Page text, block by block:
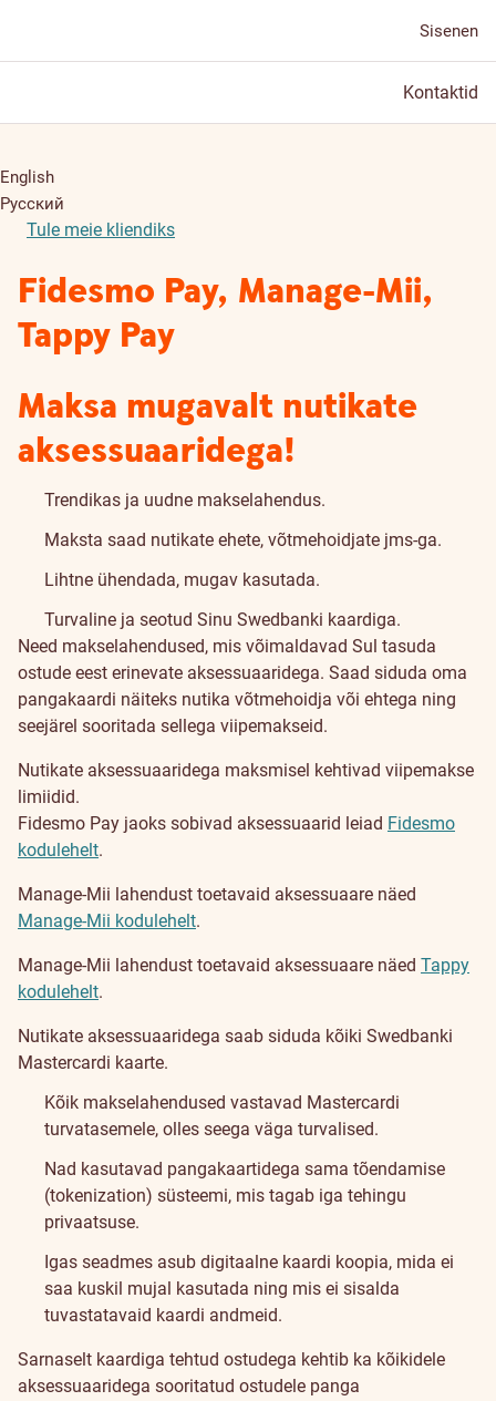
Sisenen
Kontaktid
English
Русский
Tule meie kliendiks
Fidesmo Pay, Manage-Mii,
Tappy Pay
Maksa mugavalt nutikate
aksessuaaridega!
Trendikas ja uudne makselahendus.
Maksta saad nutikate ehete, võtmehoidjate jms-ga.
Lihtne ühendada, mugav kasutada.
Turvaline ja seotud Sinu Swedbanki kaardiga.
Teenusest
Need makselahendused, mis võimaldavad Sul tasuda
ostude eest erinevate aksessuaaridega. Saad siduda oma
pangakaardi näiteks nutika võtmehoidja või ehtega ning
seejärel sooritada sellega viipemakseid.
Nutikate aksessuaaridega maksmisel kehtivad viipemakse
limiidid.
Fidesmo Pay jaoks sobivad aksessuaarid leiad Fidesmo
kodulehelt.
Manage-Mii lahendust toetavaid aksessuaare näed
Manage-Mii kodulehelt.
Manage-Mii lahendust toetavaid aksessuaare näed Tappy
kodulehelt.
Nutikate aksessuaaridega saab siduda kõiki Swedbanki
Mastercardi kaarte.
Kõik makselahendused vastavad Mastercardi
turvatasemele, olles seega väga turvalised.
Nad kasutavad pangakaartidega sama tõendamise
(tokenization) süsteemi, mis tagab iga tehingu
privaatsuse.
Igas seadmes asub digitaalne kaardi koopia, mida ei
saa kuskil mujal kasutada ning mis ei sisalda
tuvastatavaid kaardi andmeid.
Sarnaselt kaardiga tehtud ostudega kehtib ka kõikidele
aksessuaaridega sooritatud ostudele panga